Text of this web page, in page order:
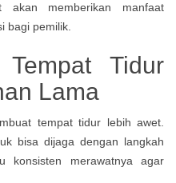
akan memberikan manfaat
bagi pemilik.
Tidur
Lama
tempat tidur lebih awet.
bisa dijaga dengan langkah
konsisten merawatnya agar